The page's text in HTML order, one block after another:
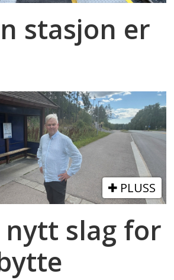
stasjon er
PLUSS
nytt slag for